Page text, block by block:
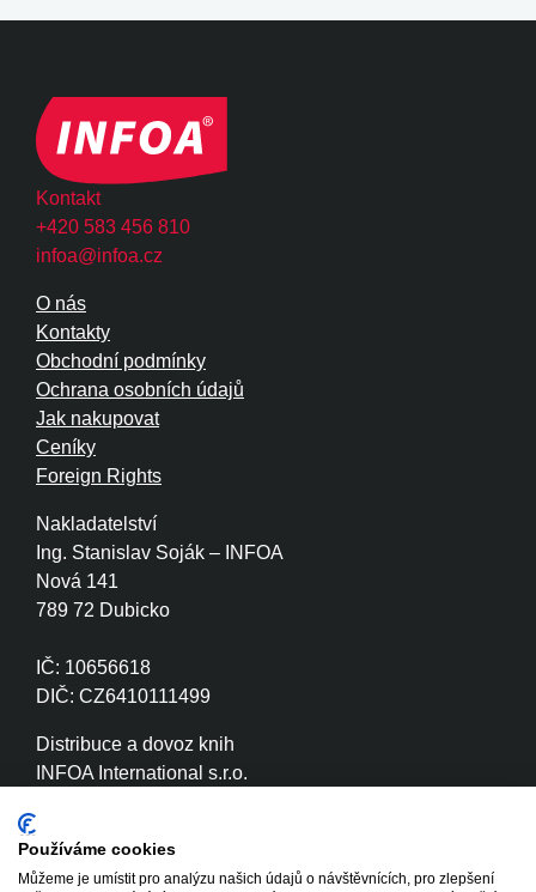
Kontakt
+420 583 456 810
infoa@infoa.cz
Nakladatelství
Ing. Stanislav Soják – INFOA
Nová 141
789 72 Dubicko
IČ: 10656618
DIČ: CZ6410111499
Distribuce a dovoz knih
INFOA International s.r.o.
IČ: 26870886
O nás
Kontakty
Obchodní podmínky
Ochrana osobních údajů
Jak nakupovat
Ceníky
Foreign Rights
Používáme cookies
Můžeme je umístit pro analýzu našich údajů o návštěvnících, pro zlepšení